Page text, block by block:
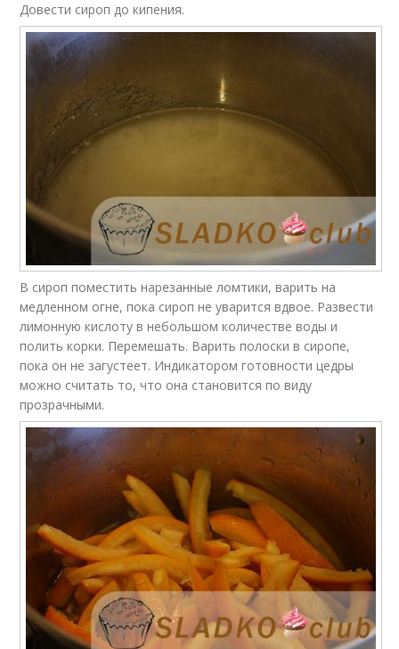
Довести сироп до кипения.
В сироп поместить нарезанные ломтики, варить на
медленном огне, пока сироп не уварится вдвое. Развести
лимонную кислоту в небольшом количестве воды и
полить корки. Перемешать. Варить полоски в сиропе,
пока он не загустеет. Индикатором готовности цедры
можно считать то, что она становится по виду
прозрачными.